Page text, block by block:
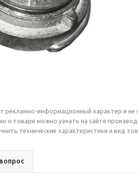
рекламно-информационный характер и
товаре можно узнать на сайте
технические характеристики и вид